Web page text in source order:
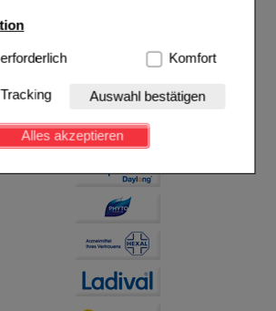
Hierbei handelt es sich um
sind (z.B. Navigation, Warenkorb,
auf diese nicht verzichtet
noch ansprechender zu gestalten,
unsere Seite an bevorzugte
(z.B. Spracheinstellung)
Cookies ermöglichen es uns
zugeschrittene Inhalte
unser Partnerprogramm zu
Komfort
Auswahl bestätigen
Alles akzeptieren